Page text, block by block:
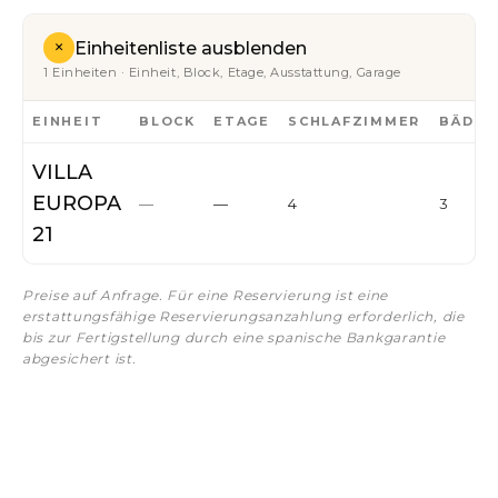
+ Einheitenliste ausblenden
1 Einheiten · Einheit, Block, Etage, Ausstattung, Garage
EINHEIT BLOCK ETAGE SCHLAFZIMMER BÄDER
VILLA
EUROPA
21
— — 4 3
Preise auf Anfrage. Für eine Reservierung ist eine
erstattungsfähige Reservierungsanzahlung erforderlich, die
bis zur Fertigstellung durch eine spanische Bankgarantie
abgesichert ist.